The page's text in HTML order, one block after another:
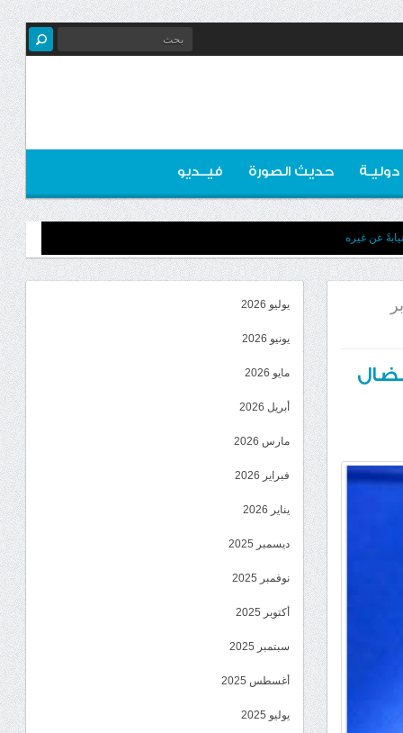
دوليـة حديث الصورة فيــديو
عن غيره
يوليو 2026
يونيو 2026
مايو 2026
أبريل 2026
مارس 2026
فبراير 2026
يناير 2026
ديسمبر 2025
نوفمبر 2025
أكتوبر 2025
سبتمبر 2025
أغسطس 2025
يوليو 2025